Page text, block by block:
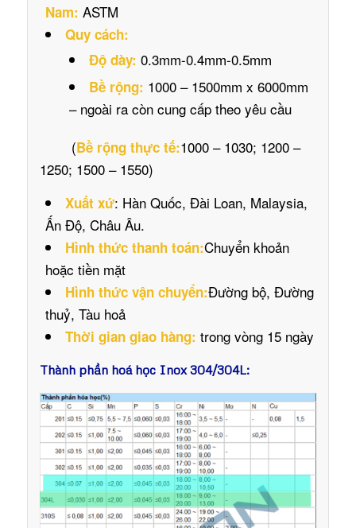
Nam: ASTM
Quy cách:
Độ dày: 0.3mm-0.4mm-0.5mm
Bề rộng: 1000 – 1500mm x 6000mm
– ngoài ra còn cung cấp theo yêu cầu
(Bề rộng thực tế:1000 – 1030; 1200 –
1250; 1500 – 1550)
Xuất xứ: Hàn Quốc, Đài Loan, Malaysia,
Ấn Độ, Châu Âu.
Hình thức thanh toán:Chuyển khoản
hoặc tiền mặt
Hình thức vận chuyển:Đường bộ, Đường
thuỷ, Tàu hoả
Thời gian giao hàng: trong vòng 15 ngày
Thành phần hoá học Inox 304/304L: